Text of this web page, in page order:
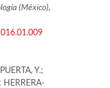
(México),
Y.;
HERRERA-